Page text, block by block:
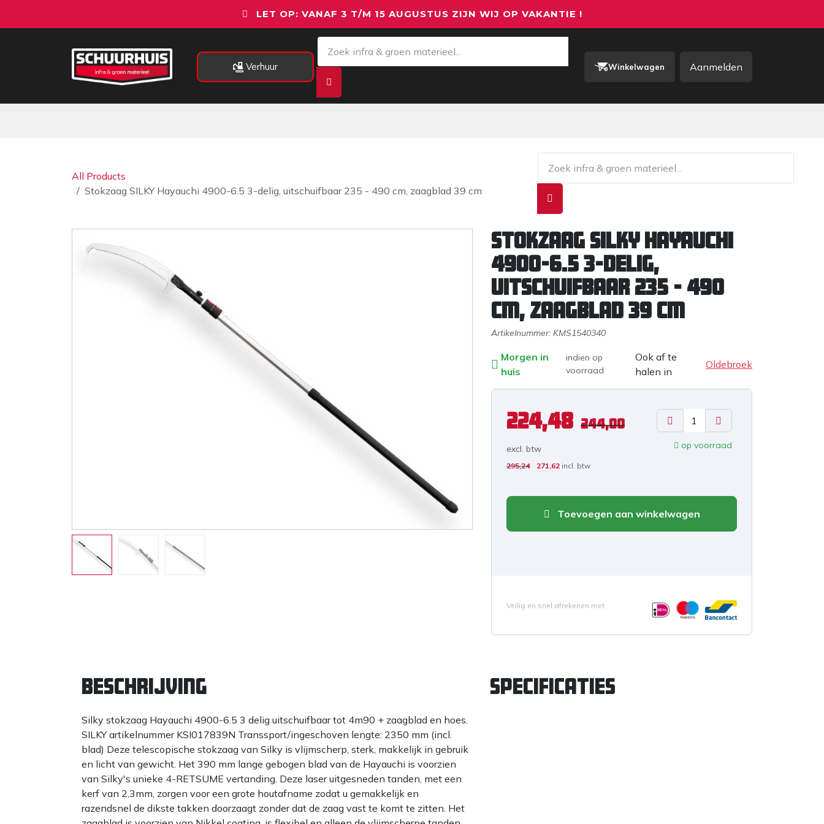
LET OP: VANAF 3 T/M 15 AUGUSTUS ZIJN WIJ OP VAKANTIE !
Verhuur Winkelwagen Aanmelden
All Products
Stokzaag SILKY Hayauchi 4900-6.5 3-delig, uitschuifbaar 235 - 490 cm, zaagblad 39 cm
Stokzaag SILKY Hayauchi
4900-6.5 3-delig,
uitschuifbaar 235 - 490
cm, zaagblad 39 cm
Artikelnummer: KMS1540340
Morgen in
huis
indien op
voorraad
Ook af te
halen in
Oldebroek
224,48 244,00
excl. btw
295,24 271,62 incl. btw
op voorraad
Toevoegen aan winkelwagen
Veilig en snel afrekenen met
Beschrijving
Silky stokzaag Hayauchi 4900-6.5 3 delig uitschuifbaar tot 4m90 + zaagblad en hoes.
SILKY artikelnummer KSI017839N Transsport/ingeschoven lengte: 2350 mm (incl.
blad) Deze telescopische stokzaag van Silky is vlijmscherp, sterk, makkelijk in gebruik
en licht van gewicht. Het 390 mm lange gebogen blad van de Hayauchi is voorzien
van Silky's unieke 4-RETSUME vertanding. Deze laser uitgesneden tanden, met een
kerf van 2,3mm, zorgen voor een grote houtafname zodat u gemakkelijk en
razendsnel de dikste takken doorzaagt zonder dat de zaag vast te komt te zitten. Het
Specificaties